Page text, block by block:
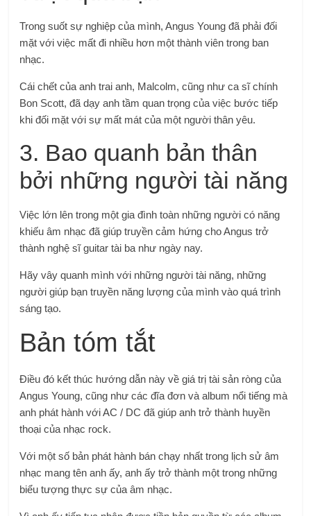
Trong suốt sự nghiệp của mình, Angus Young đã phải đối
mặt với việc mất đi nhiều hơn một thành viên trong ban
nhạc.
Cái chết của anh trai anh, Malcolm, cũng như ca sĩ chính
Bon Scott, đã dạy anh tầm quan trọng của việc bước tiếp
khi đối mặt với sự mất mát của một người thân yêu.
3. Bao quanh bản thân
bởi những người tài năng
Việc lớn lên trong một gia đình toàn những người có năng
khiếu âm nhạc đã giúp truyền cảm hứng cho Angus trở
thành nghệ sĩ guitar tài ba như ngày nay.
Hãy vây quanh mình với những người tài năng, những
người giúp bạn truyền năng lượng của mình vào quá trình
sáng tạo.
Bản tóm tắt
Điều đó kết thúc hướng dẫn này về giá trị tài sản ròng của
Angus Young, cũng như các đĩa đơn và album nổi tiếng mà
anh phát hành với AC / DC đã giúp anh trở thành huyền
thoại của nhạc rock.
Với một số bản phát hành bán chạy nhất trong lịch sử âm
nhạc mang tên anh ấy, anh ấy trở thành một trong những
biểu tượng thực sự của âm nhạc.